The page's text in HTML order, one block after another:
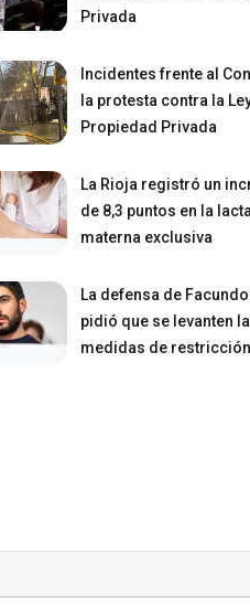
Privada
Incidentes frente al
la protesta contra la
Propiedad Privada
La Rioja registró un
de 8,3 puntos en la
materna exclusiva
La defensa de
pidió que se levanten
medidas de restricción